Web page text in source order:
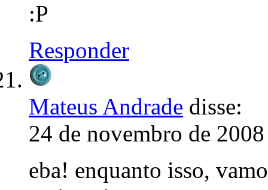
:P
Responder
Mateus Andrade disse:
24 de novembro de
eba! enquanto isso,